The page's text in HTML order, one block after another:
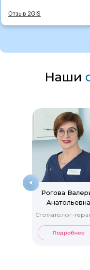
Отзыв 2GIS
Наши
Рогова
Анатольевна
Стоматолог-